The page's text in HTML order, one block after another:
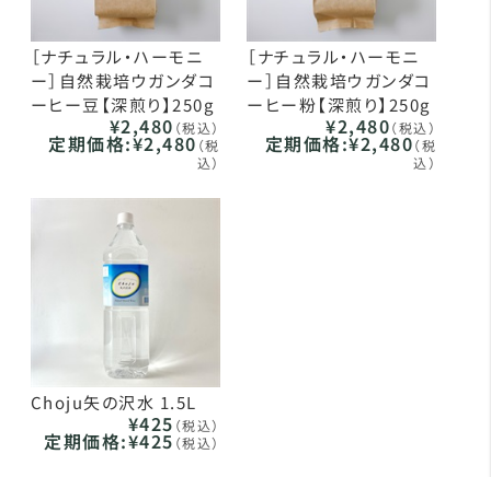
［ナチュラル・ハーモニ
ー］自然栽培ウガンダコ
ーヒー豆【深煎り】250g
¥2,480 （税込）
定期価格:¥2,480 （税
込）
［ナチュラル・ハーモニ
ー］自然栽培ウガンダコ
ーヒー粉【深煎り】250g
¥2,480（税込）
定期価格:¥2,480（税
込）
Choju矢の沢水 1.5L
¥425 （税込）
定期価格:¥425 （税込）